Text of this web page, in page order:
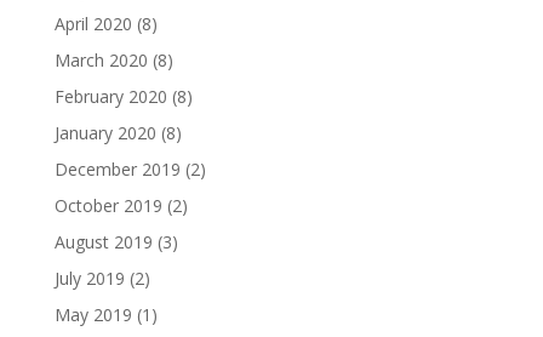
April 2020 (8)
March 2020 (8)
February 2020 (8)
January 2020 (8)
December 2019 (2)
October 2019 (2)
August 2019 (3)
July 2019 (2)
May 2019 (1)